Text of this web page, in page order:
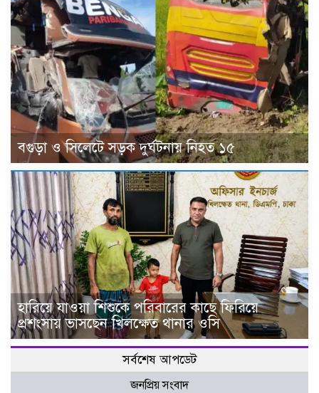
বগুড়া ও সিলেটে সড়ক দুর্ঘটনায় নিহত ১৫
হারিয়ে যাওয়া শিশুকে পরিবারের কাছে ফিরিয়ে
প্রশংসায় ভাসছেন খিলক্ষেত থানার ওসি
সর্বশেষ আপডেট
জনপ্রিয় সংবাদ